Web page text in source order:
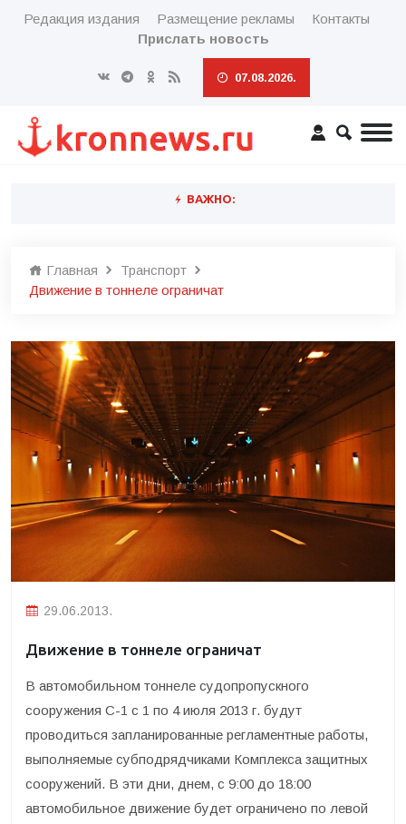
Редакция издания Размещение рекламы
Контакты
Прислать новость
07.08.2026.
ВАЖНО:
Главная
Транспорт
Движение в тоннеле ограничат
29.06.2013.
Движение в тоннеле ограничат
В автомобильном тоннеле судопропускного
сооружения С-1 с 1 по 4 июля 2013 г. будут
проводиться запланированные регламентные работы,
выполняемые субподрядчиками Комплекса защитных
сооружений. В эти дни, днем, с 9:00 до 18:00
автомобильное движение будет ограничено по левой